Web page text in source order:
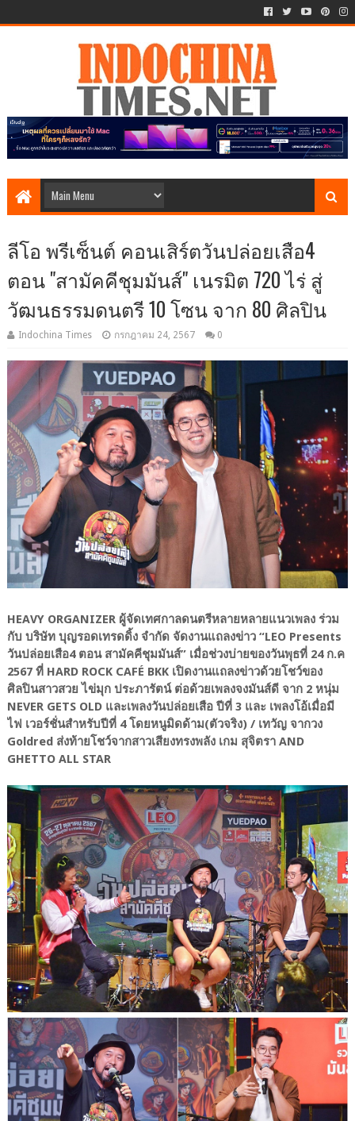
ลีโอ พรีเซ็นต์ คอนเสิร์ตวันปล่อยเสือ4
ตอน "สามัคคีชุมมันส์" เนรมิต 720 ไร่ สู่
วัฒนธรรมดนตรี 10 โซน จาก 80 ศิลปิน
Indochina Times กรกฎาคม 24, 2567 0
HEAVY ORGANIZER ผู้จัดเทศกาลดนตรีหลายหลายแนวเพลง ร่วม
กับ บริษัท บุญรอดเทรดดิ้ง จำกัด จัดงานแถลงข่าว “LEO Presents
วันปล่อยเสือ4 ตอน สามัคคีชุมมันส์” เมื่อช่วงบ่ายของวันพุธที่ 24 ก.ค
2567 ที่ HARD ROCK CAFÉ BKK เปิดงานแถลงข่าวด้วยโชว์ของ
ศิลปินสาวสวย ไข่มุก ประภารัตน์ ต่อด้วยเพลงจงมันส์ดี จาก 2 หนุ่ม
NEVER GETS OLD และเพลงวันปล่อยเสือ ปีที่ 3 และ เพลงโอ้เมื่อมี
ไฟ เวอร์ชั่นสำหรับปีที่ 4 โดยหนูมิดด้าม(ตัวจริง) / เทวัญ จากวง
Goldred ส่งท้ายโชว์จากสาวเสียงทรงพลัง เกม สุจิตรา AND
GHETTO ALL STAR